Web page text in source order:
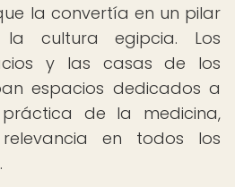
la convertía en un pilar
cultura egipcia. Los
y las casas de los
espacios dedicados a
de la medicina,
en todos los